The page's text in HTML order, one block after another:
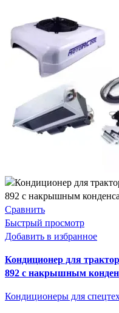
Сравнить
Быстрый просмотр
Добавить в избранное
Кондиционер для
892 с накрышным
Кондиционеры для